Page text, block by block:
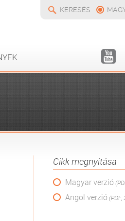
KERESÉS
Cikk megnyitása
Magyar verzió
Angol verzió (PDF,